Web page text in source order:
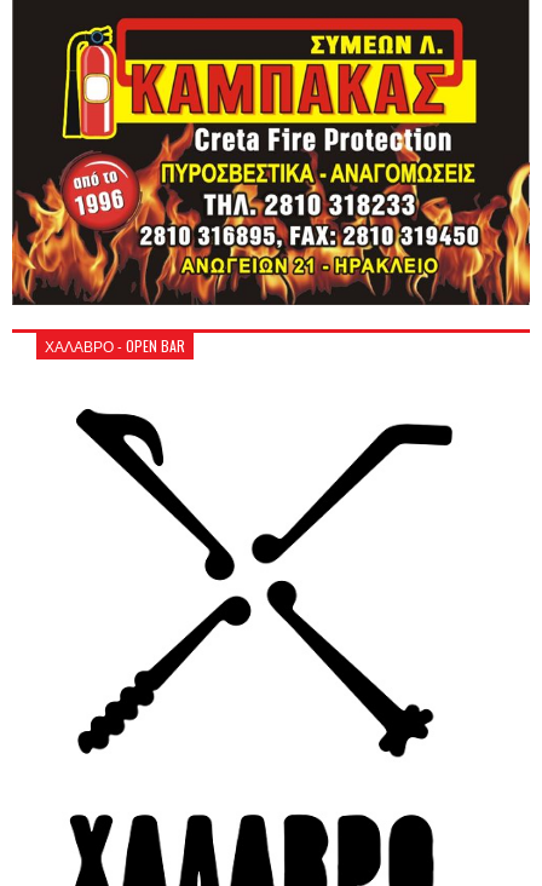
ΧΑΛΑΒΡΟ - OPEN BAR